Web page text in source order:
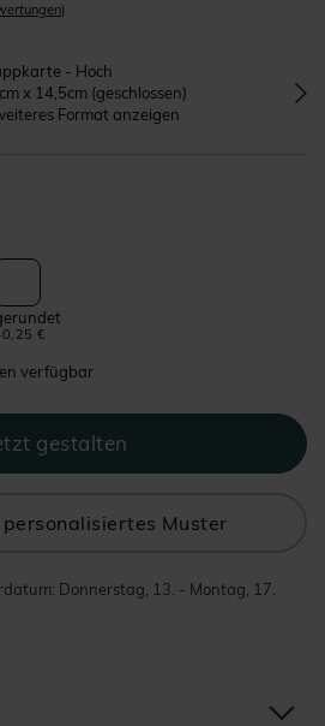
)
- Hoch
x 14,5cm (geschlossen)
Format anzeigen
€
verfügbar
personalisiertes Muster
Donnerstag, 13. - Montag, 17.